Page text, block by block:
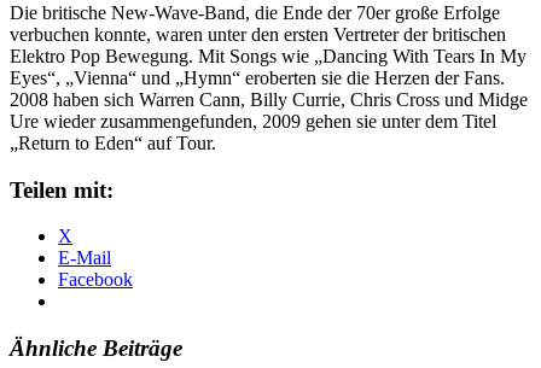
Die britische New-Wave-Band, die Ende der 70er große Erfolge
verbuchen konnte, waren unter den ersten Vertreter der britischen
Elektro Pop Bewegung. Mit Songs wie „Dancing With Tears In My
Eyes“, „Vienna“ und „Hymn“ eroberten sie die Herzen der Fans.
2008 haben sich Warren Cann, Billy Currie, Chris Cross und Midge
Ure wieder zusammen­gefunden, 2009 gehen sie unter dem Titel
„Return to Eden“ auf Tour.
Teilen mit:
X
E-Mail
Facebook
Ähnliche Beiträge